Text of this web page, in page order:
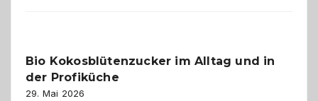
Gefahr
Bio Kokosblütenzucker im Alltag und in
der Profiküche
29. Mai 2026